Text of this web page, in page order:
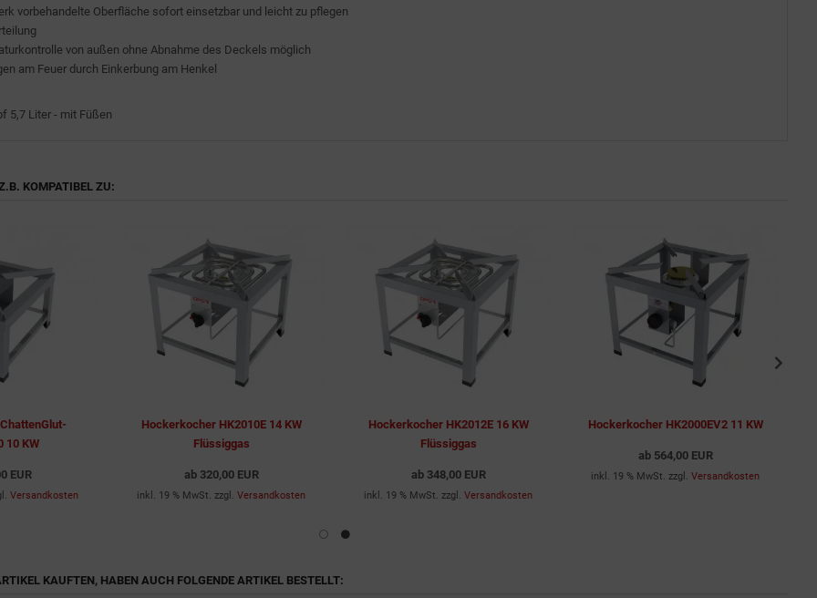
vorbehandelte Oberfläche sofort einsetzbar und leicht zu pflegen
von außen ohne Abnahme des Deckels möglich
am Feuer durch Einkerbung am Henkel
5,7 Liter - mit Füßen
KOMPATIBEL ZU:
10 KW
EUR
Versandkosten
Hockerkocher HK2010E 14 KW
Flüssiggas
ab 320,00 EUR
inkl. 19 % MwSt. zzgl. Versandkosten
Hockerkocher HK2012E 16 KW
Flüssiggas
ab 348,00 EUR
inkl. 19 % MwSt. zzgl. Versandkosten
Hockerkocher HK2000EV2 11 KW
ab 564,00 EUR
inkl. 19 % MwSt. zzgl. Versandkosten
KAUFTEN, HABEN AUCH FOLGENDE ARTIKEL BESTELLT: